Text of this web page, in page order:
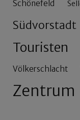
Schönefeld
Südvorstadt
Touristen
Völkerschlacht
Zentrum